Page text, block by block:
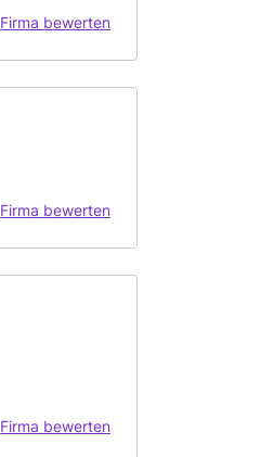
Firma bewerten
Firma bewerten
Firma bewerten